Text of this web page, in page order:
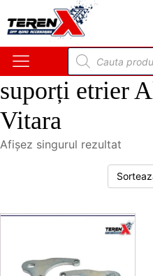
Products
search
suporți etrier
Vitara
Afișez singurul rezultat